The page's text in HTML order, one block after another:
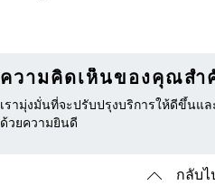
ความคิดเห็นของคุณสำ
เรามุ่งมั่นที่จะปรับปรุงบริการให้ดีขึ้นแ
ด้วยความยินดี
กลับ